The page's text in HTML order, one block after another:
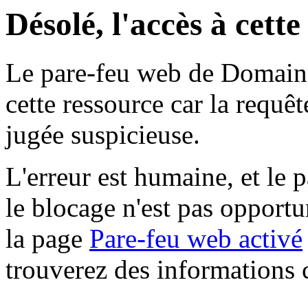
Désolé, l'accès à
Le pare-feu web de
cette ressource car la
jugée suspicieuse.
L'erreur est humaine, et le
le blocage n'est pas
la page Pare-feu web activé
trouverez des informations